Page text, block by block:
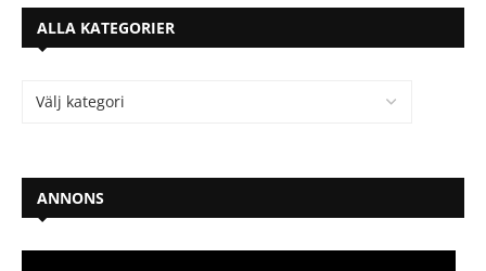
ALLA KATEGORIER
ANNONS